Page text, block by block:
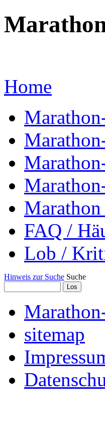
Home
FAQ /
Lob /
Hinweis zur Suche Suche
sitemap